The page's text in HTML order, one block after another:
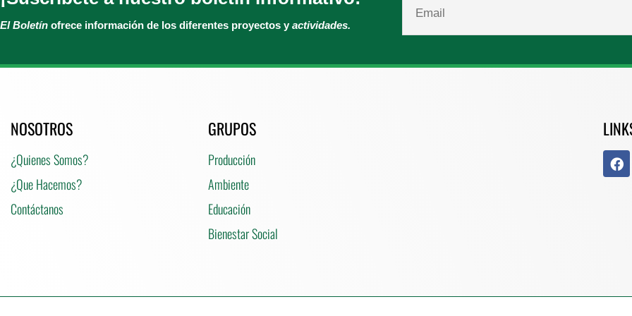
El Boletín ofrece información de los diferentes proyectos y actividades.
NOSOTROS
¿Quienes Somos?
¿Que Hacemos?
Contáctanos
GRUPOS
Producción
Ambiente
Educación
Bienestar Social